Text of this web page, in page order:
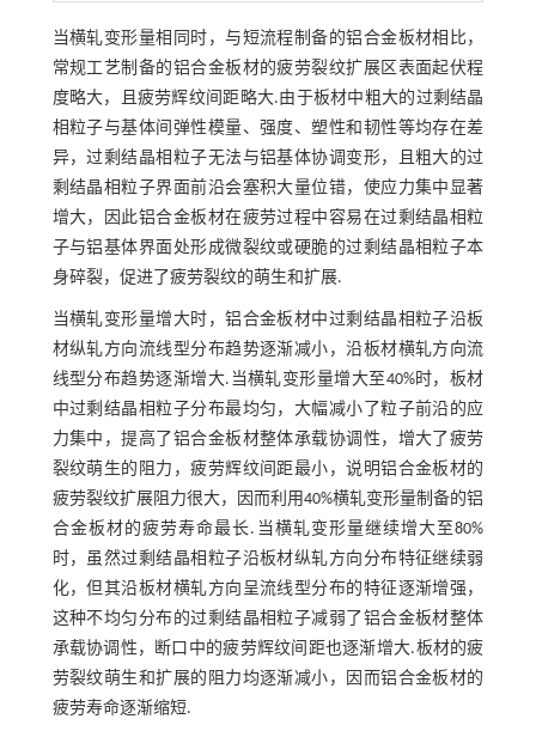
当横轧变形量相同时，与短流程制备的铝合金板材相比，
常规工艺制备的铝合金板材的疲劳裂纹扩展区表面起伏程
度略大，且疲劳辉纹间距略大.由于板材中粗大的过剩结晶
相粒子与基体间弹性模量、强度、塑性和韧性等均存在差
异，过剩结晶相粒子无法与铝基体协调变形，且粗大的过
剩结晶相粒子界面前沿会塞积大量位错，使应力集中显著
增大，因此铝合金板材在疲劳过程中容易在过剩结晶相粒
子与铝基体界面处形成微裂纹或硬脆的过剩结晶相粒子本
身碎裂，促进了疲劳裂纹的萌生和扩展.
当横轧变形量增大时，铝合金板材中过剩结晶相粒子沿板
材纵轧方向流线型分布趋势逐渐减小，沿板材横轧方向流
线型分布趋势逐渐增大.当横轧变形量增大至40%时，板材
中过剩结晶相粒子分布最均匀，大幅减小了粒子前沿的应
力集中，提高了铝合金板材整体承载协调性，增大了疲劳
裂纹萌生的阻力，疲劳辉纹间距最小，说明铝合金板材的
疲劳裂纹扩展阻力很大，因而利用40%横轧变形量制备的铝
合金板材的疲劳寿命最长.当横轧变形量继续增大至80%
时，虽然过剩结晶相粒子沿板材纵轧方向分布特征继续弱
化，但其沿板材横轧方向呈流线型分布的特征逐渐增强，
这种不均匀分布的过剩结晶相粒子减弱了铝合金板材整体
承载协调性，断口中的疲劳辉纹间距也逐渐增大.板材的疲
劳裂纹萌生和扩展的阻力均逐渐减小，因而铝合金板材的
疲劳寿命逐渐缩短.